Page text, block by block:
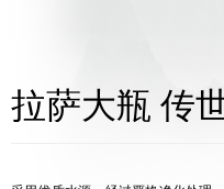
拉萨大瓶 传